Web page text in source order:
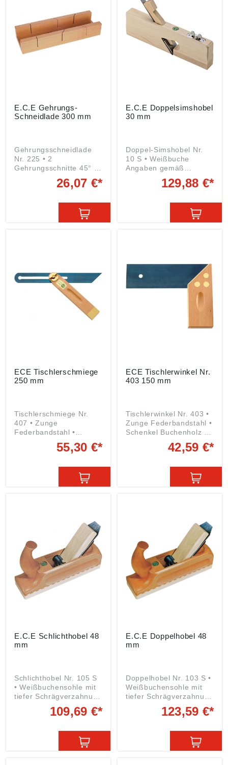
Co. KG, Herder Str.7,
42853 Remscheid, DE,
ece@ecemmerich.de
E.C.E Gehrungs-
Schneidlade 300 mm
Gehrungsschneidlade
Nr. 225 • 2
Gehrungsschnitte 45° •
1 Winkelschnitt 90° •
Buchenholz • Verleimt
Produktsicherheitsveror
dnung ((EU) 2023/998):
E.C. Emmerich GmbH &
26,07 €*
E.C.E Doppelsimshobel
30 mm
Doppel-Simshobel Nr.
10 S • Weißbuche
Angaben gemäß
Produktsicherheitsveror
dnung ((EU) 2023/998):
Co. KG, Herder Str.7,
42853 Remscheid, DE,
ece@ecemmerich.de
129,88 €*
ECE Tischlerschmiege
250 mm
Tischlerschmiege Nr.
407 • Zunge
Federbandstahl •
Schenkel Buchenholz •
Griff mit beidseitiger
Produktsicherheitsveror
dnung ((EU) 2023/998):
ece@ecemmerich.de
55,30 €*
ECE Tischlerwinkel Nr.
403 150 mm
Tischlerwinkel Nr. 403 •
Zunge Federbandstahl •
Schenkel Buchenholz •
Griff beidseitig mit
Hohlkehle • Mit
Doppelt eingenietete
Angaben gemäß
Co. KG, Herder Str.7,
42853 Remscheid, DE,
ece@ecemmerich.de
42,59 €*
E.C.E Schlichthobel 48
mm
Schlichthobel Nr. 105 S
• Weißbuchensohle mit
tiefer Schrägverzahnung
• Integriertes Keil-
Widerlager, Spankasten
Stärkstes Ankeilen
Spleißen des
109,69 €*
E.C.E Doppelhobel 48
mm
Doppelhobel Nr. 103 S •
Weißbuchensohle mit
tiefer Schrägverzahnung
• Integriertes Keil-
Widerlager, Spankasten
Stärkstes Ankeilen
Spleißen des
123,59 €*